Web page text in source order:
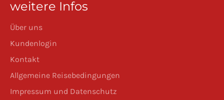
weitere Infos
Über uns
Kundenlogin
Kontakt
Allgemeine Reisebedingungen
Impressum und Datenschutz